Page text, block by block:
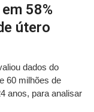
58%
útero
dados do
60 milhões de
anos, para analisar